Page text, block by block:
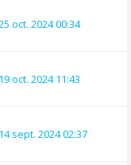
oct. 2024 00:34
19 oct. 2024 11:43
14 sept. 2024 02:37